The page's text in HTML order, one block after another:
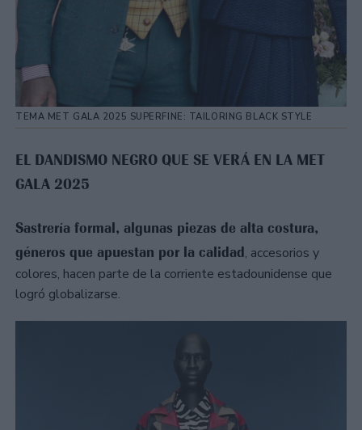
TEMA MET GALA 2025 SUPERFINE: TAILORING BLACK STYLE
EL DANDISMO NEGRO QUE SE VERÁ EN LA MET
GALA 2025
Sastrería formal, algunas piezas de alta costura,
géneros que apuestan por la calidad, accesorios y
colores, hacen parte de la corriente estadounidense que
logró globalizarse.